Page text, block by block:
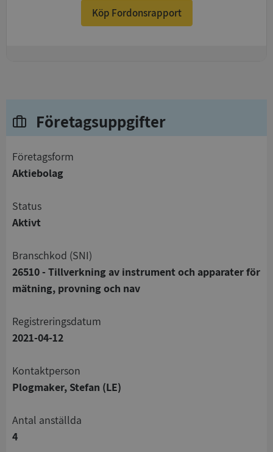
Köp Fordonsrapport
Företagsuppgifter
företagsform
Aktiebolag
status
Aktivt
branschkod (SNI)
26510 - Tillverkning av instrument och apparater för
mätning, provning och nav
registreringsdatum
2021-04-12
Kontaktperson
Plogmaker, Stefan (LE)
Antal anställda
4